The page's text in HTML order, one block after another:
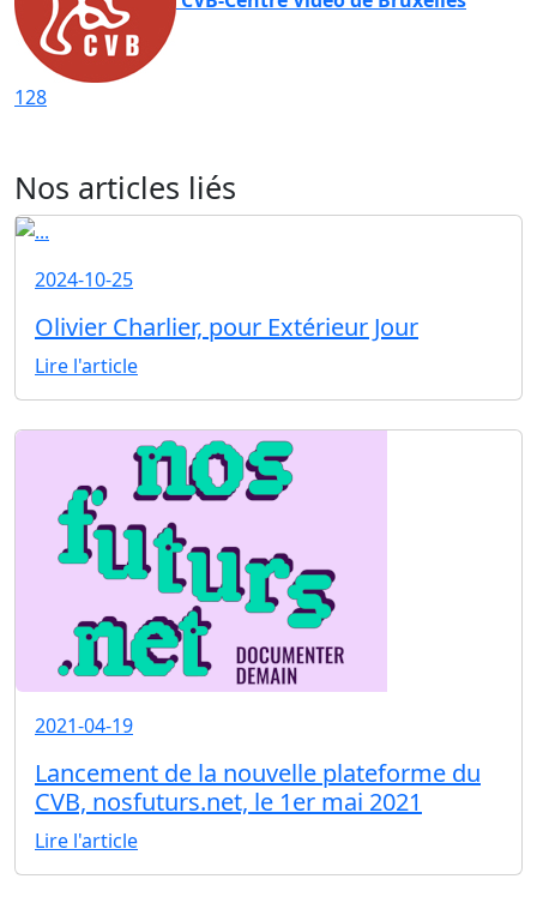
128
Nos articles liés
2024-10-25
Olivier Charlier, pour Extérieur Jour
Lire l'article
2021-04-19
Lancement de la nouvelle plateforme du
CVB, nosfuturs.net, le 1er mai 2021
Lire l'article